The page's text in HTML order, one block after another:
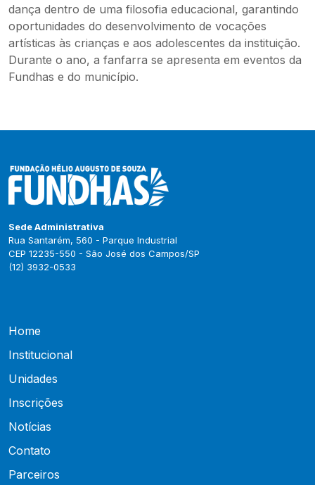
dança dentro de uma filosofia educacional, garantindo
oportunidades do desenvolvimento de vocações
artísticas às crianças e aos adolescentes da instituição.
Durante o ano, a fanfarra se apresenta em eventos da
Fundhas e do município.
Sede Administrativa
Rua Santarém, 560 - Parque Industrial
CEP 12235-550 - São José dos Campos/SP
(12) 3932-0533
Home
Institucional
Unidades
Inscrições
Notícias
Contato
Parceiros